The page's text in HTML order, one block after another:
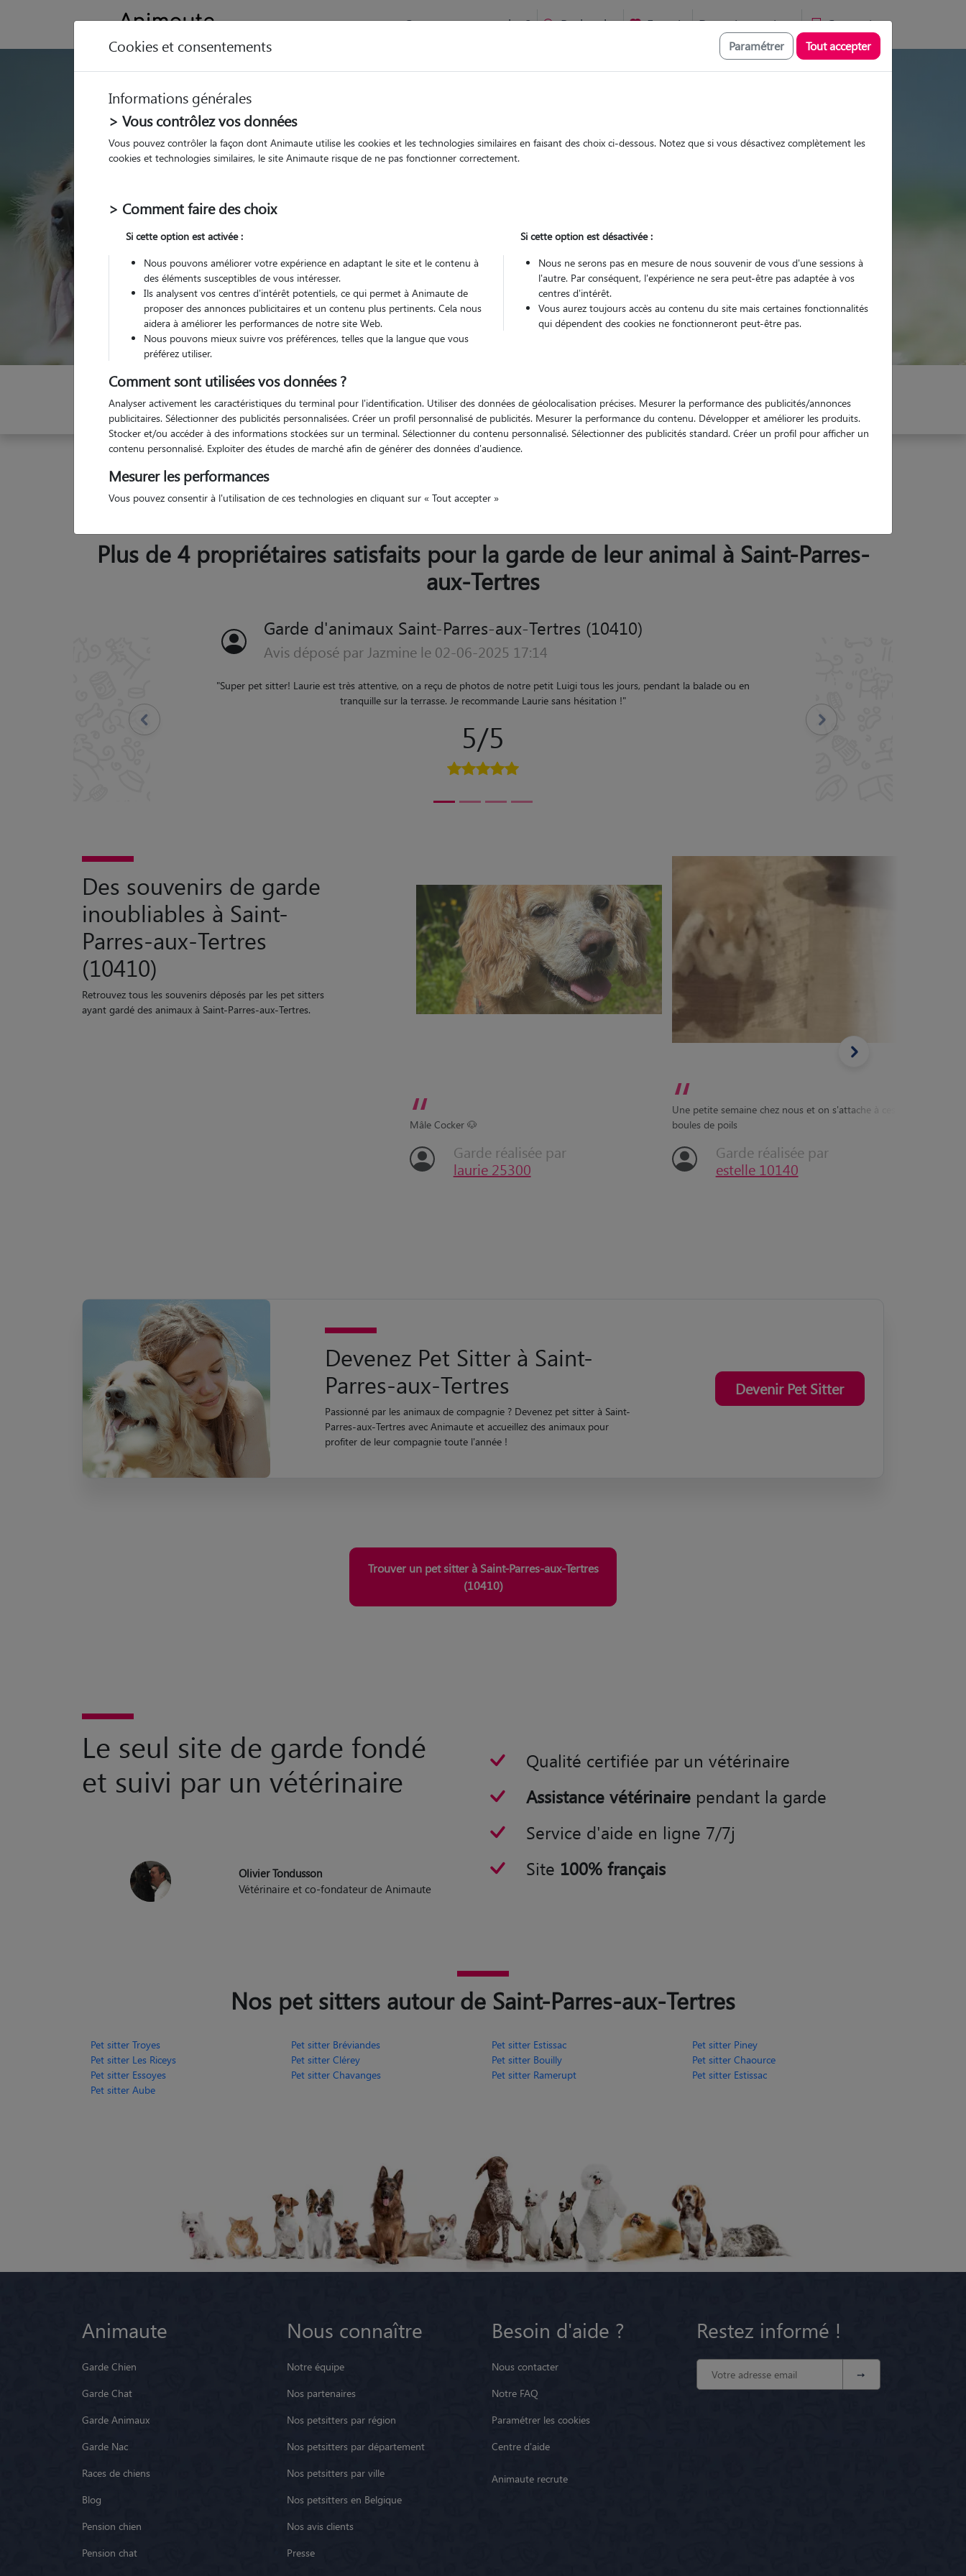
Comment ça marche ? Recherche Favoris Devenir pet sitter Connexion
GARDE ANIMAUX à Saint-Parres-aux-Tertres : Garde chien et chat en famille ou à domicile, visites et promenades
Trouvez une garde animaux à
Saint-Parres-aux-Tertres
aux-Tertres
Garde Promenades
Pour quel animal ?
Trouver mon Pet Sitter
Indiquez vos dates
Plus de 4 propriétaires satisfaits pour la garde de leur animal à Saint-Parres-
aux-Tertres
Garde d'animaux Saint-Parres-aux-Tertres (10410)
Avis déposé par Louna le 04-04-2022 07:44
"Estelle est quelqu’un de très sympathique qui est à l’écoute des animaux. Elle s’en occupe comme si c’était les siens. Elle
m’a régulièrement donné des nouvelles et envoyé des photos de mes lapins. Je vous la recommande
Des souvenirs de garde
inoubliables à Saint-
Parres-aux-Tertres
(10410)
Retrouvez tous les souvenirs déposés par les pet sitters
ayant gardé des animaux à Saint-Parres-aux-Tertres.
“
Mâle Cocker 🐶
Garde réalisée par
laurie 25300
“
Une petite semaine chez nous et on s'attache à ces
boules de poils
Garde réalisée par
estelle 10140
Devenez Pet Sitter à Saint-
Parres-aux-Tertres
Passionné par les animaux de compagnie ? Devenez pet sitter à Saint-
Parres-aux-Tertres avec Animaute et accueillez des animaux pour
profiter de leur compagnie toute l'année !
Devenir Pet Sitter
Trouver un pet sitter à Saint-Parres-aux-Tertres
(10410)
Le seul site de garde fondé
et suivi par un vétérinaire
Qualité certifiée par un vétérinaire
Assistance vétérinaire pendant la garde
Service d'aide en ligne 7/7j
Site 100% français
Olivier Tondusson
Vétérinaire et co-fondateur de Animaute
Nos pet sitters autour de Saint-Parres-aux-Tertres
Pet sitter Troyes Pet sitter Bréviandes Pet sitter Estissac
Pet sitter Piney
Pet sitter Les Riceys
Pet sitter Clérey Pet sitter Bouilly
Pet sitter Chaource
Pet sitter Essoyes
Pet sitter Chavanges Pet sitter Ramerupt
Pet sitter Estissac
Pet sitter Aube
Animaute
Garde Chien
Garde Chat
Garde Animaux
Garde Nac
Races de chiens
Blog
Pension chien
Pension chat
Nous connaître
Notre équipe
Nos partenaires
Nos petsitters par région
Nos petsitters par département
Nos petsitters par ville
Nos petsitters en Belgique
Nos avis clients
Presse
Besoin d'aide ?
Nous contacter
Notre FAQ
Paramétrer les cookies
Centre d'aide
Animaute recrute
Restez informé !
Cookies et consentements Paramétrer Tout accepter
Informations générales
> Vous contrôlez vos données
Vous pouvez contrôler la façon dont Animaute utilise les cookies et les technologies similaires en faisant des choix ci-dessous. Notez que si vous désactivez complètement les
cookies et technologies similaires, le site Animaute risque de ne pas fonctionner correctement.
> Comment faire des choix
Si cette option est activée :
Nous pouvons améliorer votre expérience en adaptant le site et le contenu à
des éléments susceptibles de vous intéresser.
Ils analysent vos centres d'intérêt potentiels, ce qui permet à Animaute de
proposer des annonces publicitaires et un contenu plus pertinents. Cela nous
aidera à améliorer les performances de notre site Web.
Nous pouvons mieux suivre vos préférences, telles que la langue que vous
préférez utiliser.
Si cette option est désactivée :
Nous ne serons pas en mesure de nous souvenir de vous d'une sessions à
l'autre. Par conséquent, l'expérience ne sera peut-être pas adaptée à vos
centres d'intérêt.
Vous aurez toujours accès au contenu du site mais certaines fonctionnalités
qui dépendent des cookies ne fonctionneront peut-être pas.
Comment sont utilisées vos données ?
Analyser activement les caractéristiques du terminal pour l'identification. Utiliser des données de géolocalisation précises. Mesurer la performance des publicités/annonces
publicitaires. Sélectionner des publicités personnalisées. Créer un profil personnalisé de publicités. Mesurer la performance du contenu. Développer et améliorer les produits.
Stocker et/ou accéder à des informations stockées sur un terminal. Sélectionner du contenu personnalisé. Sélectionner des publicités standard. Créer un profil pour afficher un
contenu personnalisé. Exploiter des études de marché afin de générer des données d'audience.
Mesurer les performances
Vous pouvez consentir à l'utilisation de ces technologies en cliquant sur « Tout accepter »